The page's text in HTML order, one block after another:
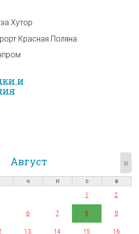
Хутор
Красная Поляна
и
Август »
ч п с
в
1
2
6 7 8 9
13 14 15 16